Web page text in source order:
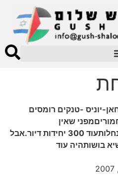
יוניס -טנקים רומסים
שאין
דלק.בהר-חומה -בונים בהתנחלותעוד 300 יחידות דיור.אבל
בושותהיה עוד